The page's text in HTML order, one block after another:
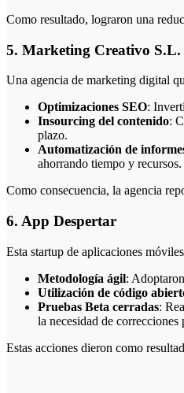
Como resultado, lograron una
5. Marketing Creativo S.L.
Una agencia de marketing digital
Optimizaciones SEO:
Insourcing del contenido:
plazo.
Automatización de
ahorrando tiempo y recursos.
Como consecuencia, la agencia
6. App Despertar
Esta startup de aplicaciones
Metodología ágil:
Utilización de código
Pruebas Beta cerradas:
la necesidad de correcciones
Estas acciones dieron como